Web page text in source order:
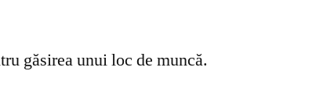
găsirea unui loc de muncă.